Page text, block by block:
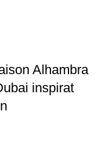
Alhambra
inspirat